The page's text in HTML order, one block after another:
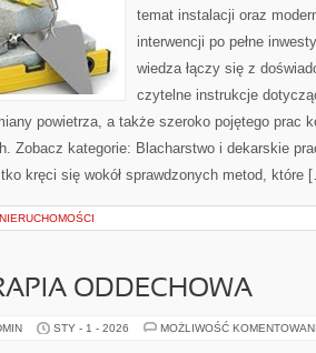
temat instalacji oraz
interwencji po pełne
wiedza łączy się z
czytelne instrukcje
powietrza, a także szeroko pojętego prac
Zobacz kategorie: Blacharstwo i dekarskie
kręci się wokół sprawdzonych metod, które
NIERUCHOMOŚCI
ODDECHOWA
STY - 1 - 2026 MOŻLIWOŚĆ